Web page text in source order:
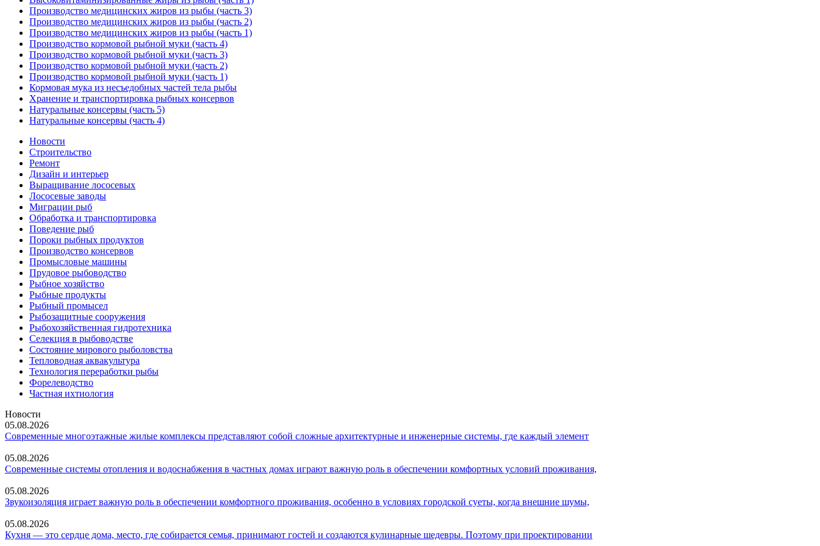
Производство медицинских жиров из рыбы (часть 3)
Производство медицинских жиров из рыбы (часть 2)
Производство медицинских жиров из рыбы (часть 1)
Производство кормовой рыбной муки (часть 4)
Производство кормовой рыбной муки (часть 3)
Производство кормовой рыбной муки (часть 2)
Производство кормовой рыбной муки (часть 1)
Кормовая мука из несъедобных частей тела рыбы
Хранение и транспортировка рыбных консервов
Натуральные консервы (часть 5)
Натуральные консервы (часть 4)
Новости
Строительство
Ремонт
Дизайн и интерьер
Выращивание лососевых
Лососевые заводы
Миграции рыб
Обработка и транспортировка
Поведение рыб
Пороки рыбных продуктов
Производство консервов
Промысловые машины
Прудовое рыбоводство
Рыбное хозяйство
Рыбные продукты
Рыбный промысел
Рыбозащитные сооружения
Рыбохозяйственная гидротехника
Селекция в рыбоводстве
Состояние мирового рыболовства
Тепловодная аквакультура
Технология переработки рыбы
Форелеводство
Частная ихтиология
Новости
05.08.2026
Современные многоэтажные жилые комплексы представляют собой сложные архитектурные и инженерные системы, где каждый элемент
05.08.2026
Современные системы отопления и водоснабжения в частных домах играют важную роль в обеспечении комфортных условий проживания,
05.08.2026
Звукоизоляция играет важную роль в обеспечении комфортного проживания, особенно в условиях городской суеты, когда внешние шумы,
05.08.2026
Кухня — это сердце дома, место, где собирается семья, принимают гостей и создаются кулинарные шедевры. Поэтому при проектировании